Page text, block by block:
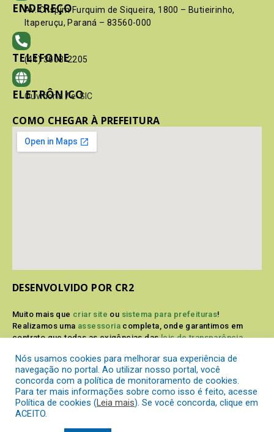
ENDEREÇO
Av. Crispim Furquim de Siqueira, 1800 – Butieirinho,
Itaperuçu, Paraná – 83560-000
TELEFONE
(41) 3603-2205
ELETRÔNICO
Ouvidoria / e-SIC
COMO CHEGAR À PREFEITURA
DESENVOLVIDO POR CR2
Muito mais que criar site ou sistema para prefeituras!
Realizamos uma assessoria completa, onde garantimos em
contrato que todas as exigências dasleis de transparência
Conheça oPNTPe oRadar da Transparência Pública
Nós usamos cookies para melhorar sua experiência de
navegação no portal. Ao utilizar nosso portal, você
concorda com a política de monitoramento de cookies.
Para ter mais informações sobre como isso é feito, acesse
Política de cookies (Leia mais). Se você concorda, clique em
ACEITO.